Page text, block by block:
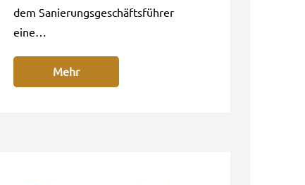
dem Sanie­rungs­ge­schäfts­füh­rer
eine…
Mehr